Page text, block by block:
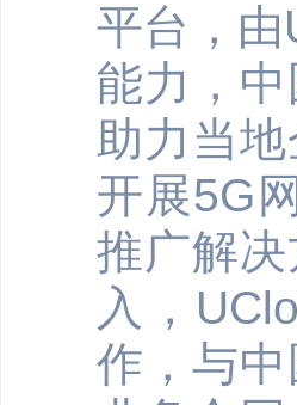
平台，
能力，
助力当
开展5G
推广解
入，
作，与